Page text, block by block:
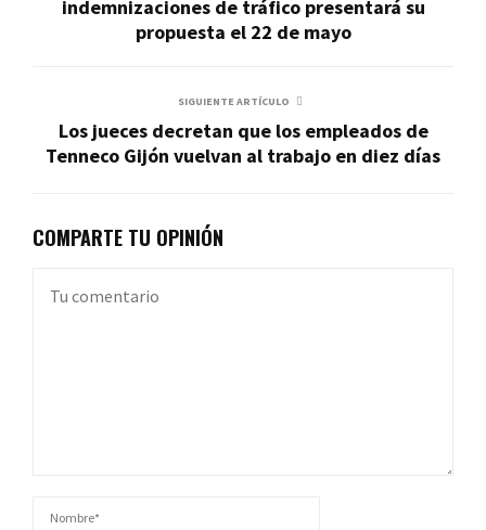
indemnizaciones de tráfico presentará su
propuesta el 22 de mayo
SIGUIENTE ARTÍCULO
Los jueces decretan que los empleados de
Tenneco Gijón vuelvan al trabajo en diez días
COMPARTE TU OPINIÓN